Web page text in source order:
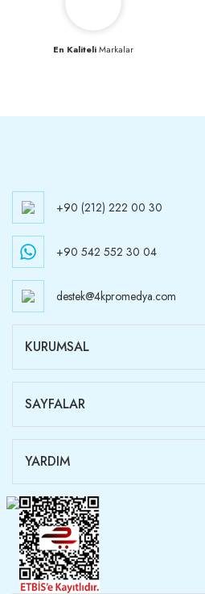
En KaliteliMarkalar
+90 (212) 222 00 30
+90 542 552 30 04
destek@4kpromedya.com
KURUMSAL
SAYFALAR
YARDIM